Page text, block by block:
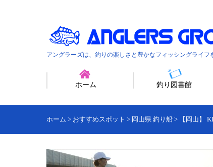
アングラーズは、釣りの楽しさと豊かなフィッシングライフ
ホーム 釣り図書館
ホーム > おすすめスポット > 岡山県 釣り船 > 【岡山】